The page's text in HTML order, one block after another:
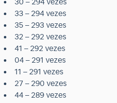
33 – 294 vezes
35 – 293 vezes
32 – 292 vezes
41 – 292 vezes
04 – 291 vezes
11 – 291 vezes
27 – 290 vezes
44 – 289 vezes